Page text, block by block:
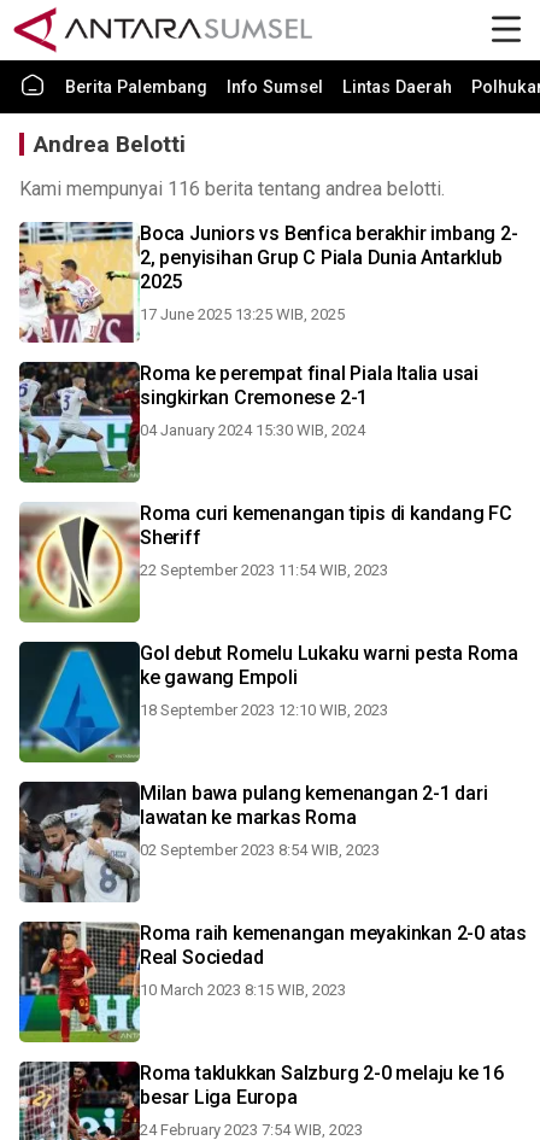
Berita Palembang Info Sumsel Lintas Daerah
Andrea Belotti
Kami mempunyai 116 berita tentang andrea belotti.
Boca Juniors vs Benfica berakhir imbang 2-
2, penyisihan Grup C Piala Dunia Antarklub
2025
17 June 2025 13:25 WIB, 2025
Roma ke perempat final Piala Italia usai
singkirkan Cremonese 2-1
04 January 2024 15:30 WIB, 2024
Roma curi kemenangan tipis di kandang FC
Sheriff
22 September 2023 11:54 WIB, 2023
Gol debut Romelu Lukaku warni pesta Roma
ke gawang Empoli
18 September 2023 12:10 WIB, 2023
Milan bawa pulang kemenangan 2-1 dari
lawatan ke markas Roma
02 September 2023 8:54 WIB, 2023
Roma raih kemenangan meyakinkan 2-0 atas
Real Sociedad
10 March 2023 8:15 WIB, 2023
Roma taklukkan Salzburg 2-0 melaju ke 16
besar Liga Europa
24 February 2023 7:54 WIB, 2023